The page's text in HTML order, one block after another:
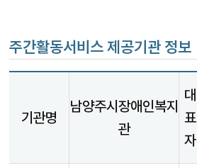
주간활동서비스 제공기관 정보
기관명
남양주시장애인복지
관
대
표
자